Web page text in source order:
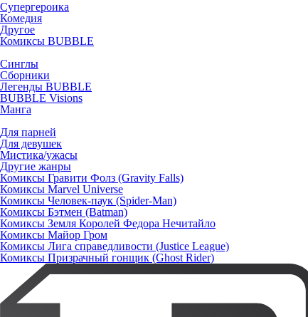
Супергероика
Комедия
Другое
Комиксы BUBBLE
Синглы
Сборники
Легенды BUBBLE
BUBBLE Visions
Манга
Для парней
Для девушек
Мистика/ужасы
Другие жанры
Комиксы Гравити Фолз (Gravity Falls)
Комиксы Marvel Universe
Комиксы Человек-паук (Spider-Man)
Комиксы Бэтмен (Batman)
Комиксы Земля Королей Федора Нечитайло
Комиксы Майор Гром
Комиксы Лига справедливости (Justice League)
Комиксы Призрачный гонщик (Ghost Rider)